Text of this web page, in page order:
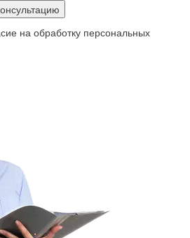
на обработку персональных